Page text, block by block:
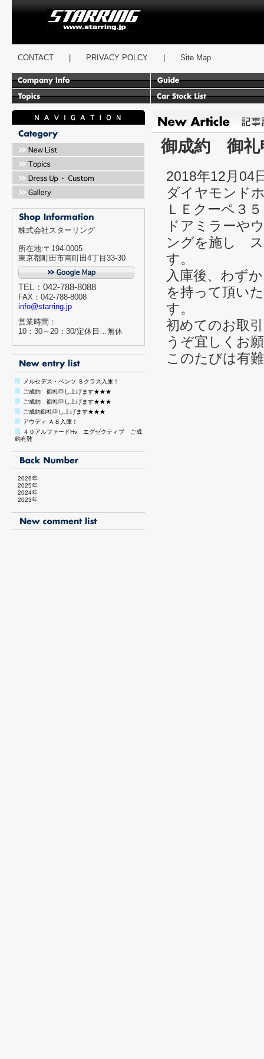
CONTACT PRIVACY POLCY Site Map
株式会社スターリング
所在地:〒194-0005
東京都町田市南町田4丁目33-30
TEL：042-788-8088
FAX：042-788-8008
info@starring.jp
営業時間：
10：30～20：30/定休日…無休
メルセデス・ベンツ Ｓクラス入庫！
ご成約 御礼申し上げます★★★
ご成約 御礼申し上げます★★★
ご成約御礼申し上げます★★★
アウディ Ａ８入庫！
４０アルファードHv エグゼクティブ ご成
約有難
2026年
2025年
2024年
2023年
御成約 御
2018年12月04
ダイヤモンド
ＬＥクーペ３
ドアミラーや
ングを施し ス
す。
入庫後、わず
を持って頂い
す。
初めてのお取
うぞ宜しくお
このたびは有